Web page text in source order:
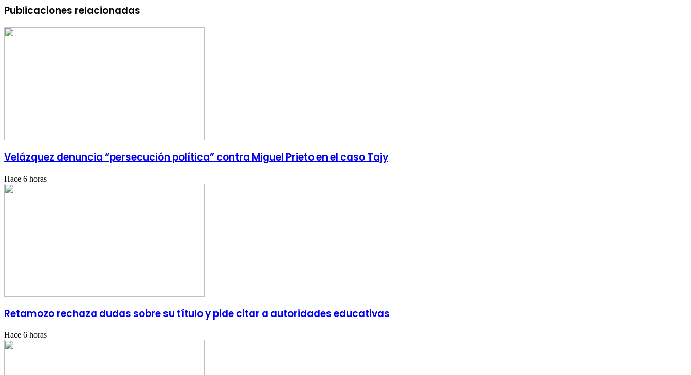
Publicaciones relacionadas
Velázquez denuncia “persecución política” contra Miguel Prieto en el caso Tajy
Hace 6 horas
Retamozo rechaza dudas sobre su título y pide citar a autoridades educativas
Hace 6 horas